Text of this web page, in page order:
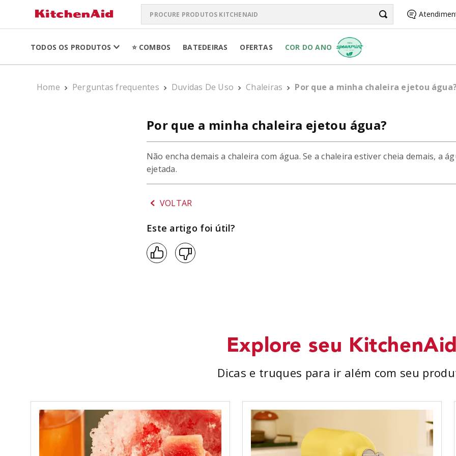
Procure produtos KitchenAid
4º BATEDEIRA
5º BOWL LIFT
7º LIQUIDIFICADOR
8 º SORVETEIRA
9º PURE POWER
10º EMPIRE RED
TODOS OS PRODUTOS ⭐ COMBOS BATEDEIRAS OFERTAS COR DO ANO
Home Perguntas frequentes Duvidas De Uso Chaleiras Por que a minha chaleira ejetou
Por que a minha chaleira ejetou água?
Não encha demais a chaleira com água. Se a chaleira estiver cheia demais, a
ejetada.
VOLTAR
Este artigo foi útil?
Explore seu
Dicas e truques para ir além com seu